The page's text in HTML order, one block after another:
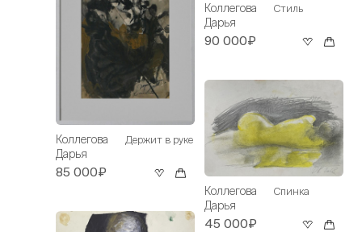
Коллегова
Дарья
Держит в руке
85 000₽
Коллегова
Дарья
Стиль
90 000₽
Коллегова
Дарья
Спинка
45 000₽